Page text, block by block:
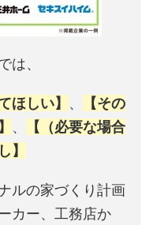
は、
ほしい】 、
【その
、
【（必要な場合
】
ルの家づくり計画
カー、工務店か